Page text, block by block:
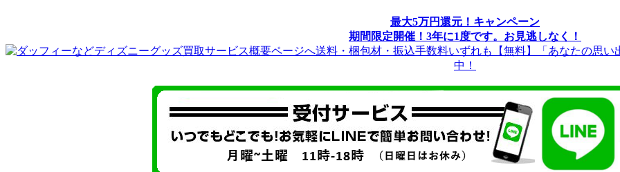
最大5万円還元！キャンペーン
期間限定開催！3年に1度です。お見逃しなく！
送料・梱包材・振込手数料いずれも【無料】「あなたの思
中！